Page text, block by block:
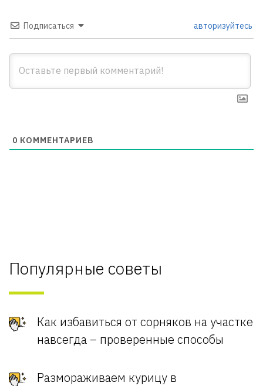
Подписаться авторизуйтесь
0 КОММЕНТАРИЕВ
Популярные советы
Как избавиться от сорняков на участке
навсегда – проверенные способы
Размораживаем курицу в